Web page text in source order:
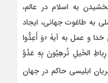
به اسلام در عالم،
به طاغوت جهانی، ایجاد
و عمل به آیۀ «وَ أَعِدُّوا
الخَیلِ تُرهِبُونَ بِهِ عَدُوَّ
ابلیسی حاکم در جهان